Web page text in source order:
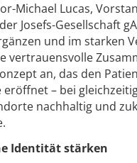
Michael Lucas,
Josefs-Gesellschaft
und im starken
vertrauensvolle
an, das den
eröffnet – bei
nachhaltig und
Identität stärken